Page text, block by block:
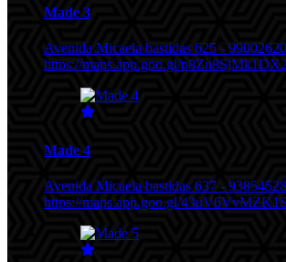
Made 3
Avenida Micaela bastidas 625 -
https://maps.app.goo.gl/
Made 4
Avenida Micaela bastidas 637 -
https://maps.app.goo.gl/